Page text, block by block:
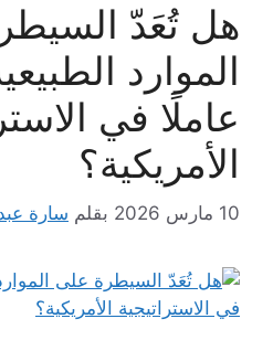
هل تُعَدّ
الموارد
عاملًا في
الأمريكية؟
10 مارس 2026 بقلم سارة